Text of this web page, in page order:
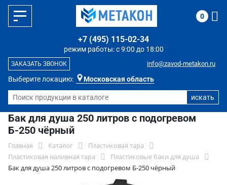
Выберите локацию: Московская область
режим работы: с 9:00 до 18:00
+7 (495) 115-02-34
info@zavod-metakon.ru
ЗАКАЗАТЬ ЗВОНОК
0
Бак для душа 250 литров с подогревом
Б-250 чёрный
Главная Каталог
Пластиковая тара
Пластиковая наливная тара
Пластиковые баки для душа
Бак для душа 250 литров с подогревом Б-250 чёрный